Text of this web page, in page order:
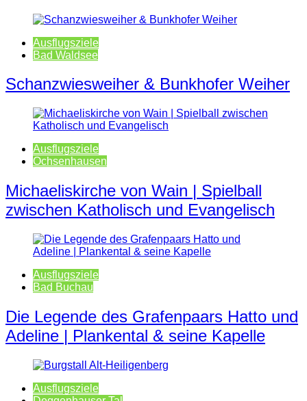
Ausflugsziele
Bad Waldsee
Schanzwiesweiher & Bunkhofer Weiher
Ausflugsziele
Ochsenhausen
Michaeliskirche von Wain | Spielball
zwischen Katholisch und Evangelisch
Ausflugsziele
Bad Buchau
Die Legende des Grafenpaars Hatto und
Adeline | Plankental & seine Kapelle
Ausflugsziele